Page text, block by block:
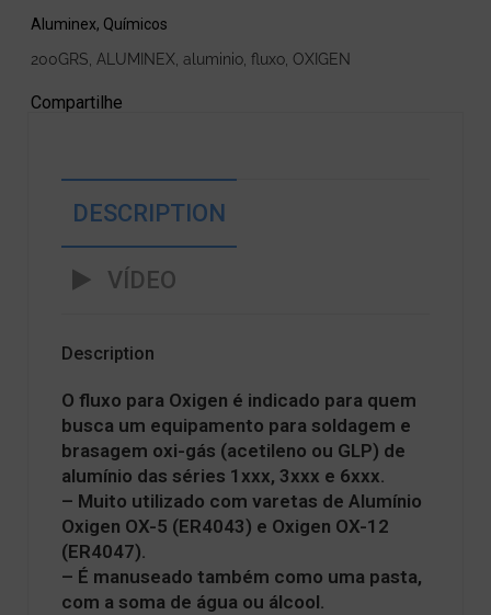
Aluminex, Químicos
200GRS ALUMINEX aluminio fluxo OXIGEN
Compartilhe
DESCRIPTION
VÍDEO
Description
O fluxo para Oxigen é indicado para quem
busca um equipamento para soldagem e
brasagem oxi-gás (acetileno ou GLP) de
alumínio das séries 1xxx, 3xxx e 6xxx.
– Muito utilizado com varetas de Alumínio
Oxigen OX-5 (ER4043) e Oxigen OX-12
(ER4047).
– É manuseado também como uma pasta,
com a soma de água ou álcool.